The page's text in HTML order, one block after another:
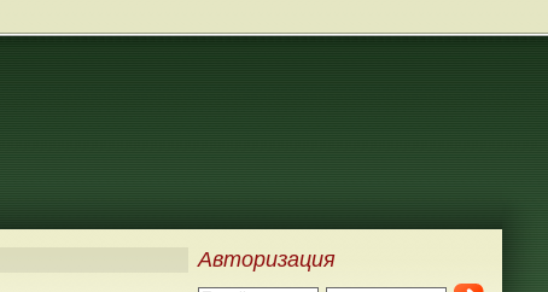
Авторизация